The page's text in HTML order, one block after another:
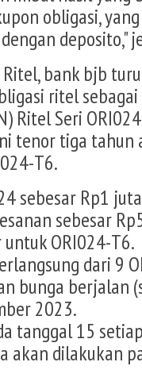
obligasi,
deposito,"
bank bjb
ritel
Ritel Seri
tenor tiga tahun
T6.
sebesar Rp1
sebesar
ORI024-T6.
dari 9
bunga berjalan
2023.
tanggal 15
akan dilakukan